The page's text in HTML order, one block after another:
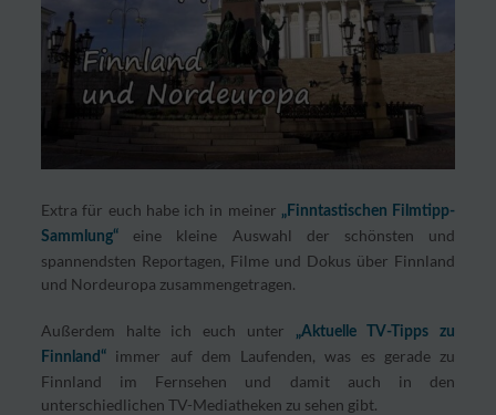
Extra für euch habe ich in meiner „Finntastischen Filmtipp-
Sammlung“
eine kleine Auswahl der schönsten und
spannendsten Reportagen, Filme und Dokus über Finnland
und Nordeuropa zusammengetragen.
Außerdem halte ich euch unter
„Aktuelle TV-Tipps zu
Finnland“
immer auf dem Laufenden, was es gerade zu
Finnland im Fernsehen und damit auch in den
unterschiedlichen TV-Mediatheken zu sehen gibt.